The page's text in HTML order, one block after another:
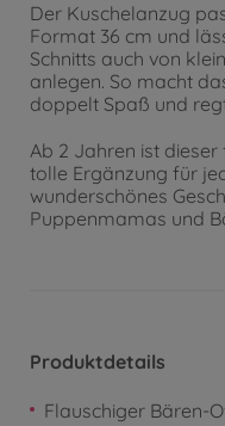
Der Kuschelanzug
Format 36 cm und
Schnitts auch von
anlegen. So macht
doppelt Spaß und
Ab 2 Jahren ist
tolle Ergänzung für
wunderschönes
Puppenmamas und
Produktdetails
Flauschiger Bären-